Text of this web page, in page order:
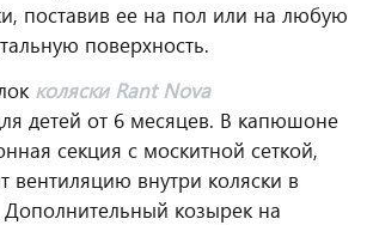
поставив ее на пол или на любую
поверхность.
коляски Rant Nova
детей от 6 месяцев. В капюшоне
секция с москитной сеткой,
вентиляцию внутри коляски в
козырек на